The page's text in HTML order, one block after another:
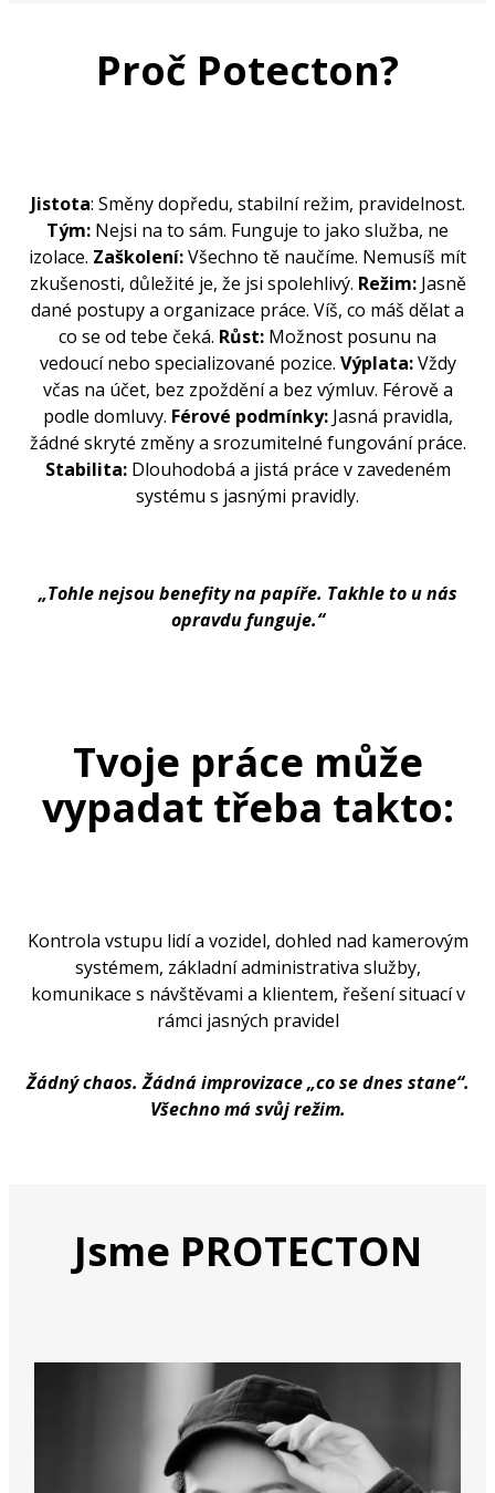
Proč Potecton?
Jistota: Směny dopředu, stabilní režim, pravidelnost.
Tým: Nejsi na to sám. Funguje to jako služba, ne
izolace. Zaškolení:Všechno tě naučíme. Nemusíš mít
zkušenosti, důležité je, že jsi spolehlivý. Režim:Jasně
dané postupy a organizace práce. Víš, co máš dělat a
co se od tebe čeká. Růst: Možnost posunu na
vedoucí nebo specializované pozice. Výplata:Vždy
včas na účet, bez zpoždění a bez výmluv. Férově a
podle domluvy. Férové podmínky:Jasná pravidla,
žádné skryté změny a srozumitelné fungování práce.
Stabilita:Dlouhodobá a jistá práce v zavedeném
systému s jasnými pravidly.
„Tohle nejsou benefity na papíře. Takhle to u nás
opravdu funguje.“
Tvoje práce může
vypadat třeba takto:
Kontrola vstupu lidí a vozidel, dohled nad kamerovým
systémem, základní administrativa služby,
komunikace s návštěvami a klientem, řešení situací v
rámci jasných pravidel
Žádný chaos. Žádná improvizace „co se dnes stane“.
Všechno má svůj režim.
Jsme PROTECTON